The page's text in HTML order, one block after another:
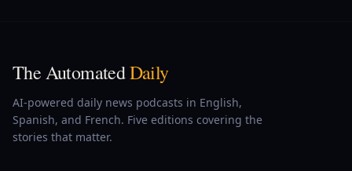
The AutomatedDaily
AI-powered daily news podcasts in English,
Spanish, and French. Five editions covering the
stories that matter.